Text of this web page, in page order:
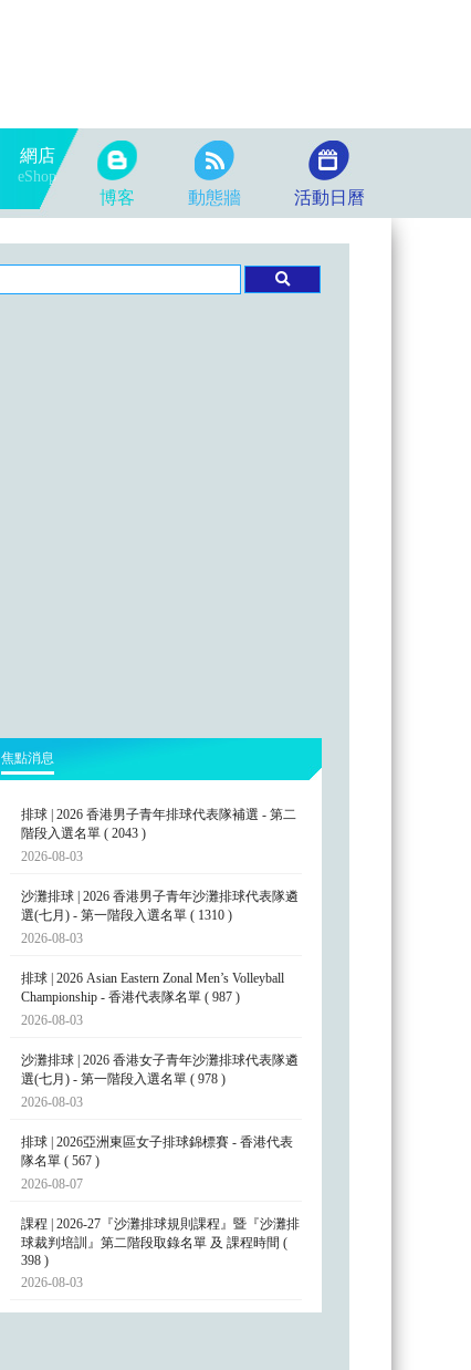
網店
eShop
博客 動態牆 活動日曆
焦點消息
排球 | 2026 香港男子青年排球代表隊補選 - 第二
階段入選名單 ( 2043 )
2026-08-03
沙灘排球 | 2026 香港男子青年沙灘排球代表隊遴
選(七月) - 第一階段入選名單 ( 1310 )
2026-08-03
排球 | 2026 Asian Eastern Zonal Men’s Volleyball
Championship - 香港代表隊名單 ( 987 )
2026-08-03
沙灘排球 | 2026 香港女子青年沙灘排球代表隊遴
選(七月) - 第一階段入選名單 ( 978 )
2026-08-03
排球 | 2026亞洲東區女子排球錦標賽 - 香港代表
隊名單 ( 567 )
2026-08-07
課程 | 2026-27『沙灘排球規則課程』暨『沙灘排
球裁判培訓』第二階段取錄名單 及 課程時間 (
398 )
2026-08-03